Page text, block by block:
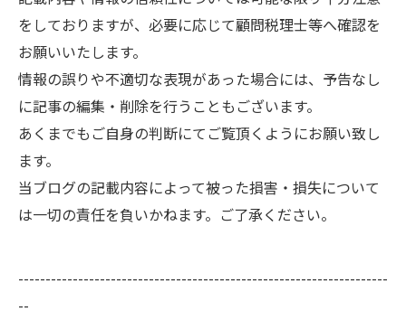
をしておりますが、必要に応じて顧問税理士等へ確認を
お願いいたします。
情報の誤りや不適切な表現があった場合には、予告なし
に記事の編集・削除を行うこともございます。
あくまでもご自身の判断にてご覧頂くようにお願い致し
ます。
当ブログの記載内容によって被った損害・損失について
は一切の責任を負いかねます。ご了承ください。
--------------------------------------------------------------------
--